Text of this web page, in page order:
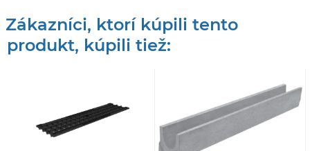
Zákazníci, ktorí kúpili tento
produkt, kúpili tiež: